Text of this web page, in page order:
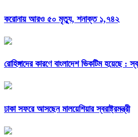
করোনায় আরও ৫০ মৃত্যু, শনাক্ত ১,৭৪২
রোহিঙ্গাদের কারণে বাংলাদেশ ভিকটিম হয়েছে :
ঢাকা সফরে আসছেন মালয়েশিয়ার স্বরাষ্ট্রমন্ত্রী